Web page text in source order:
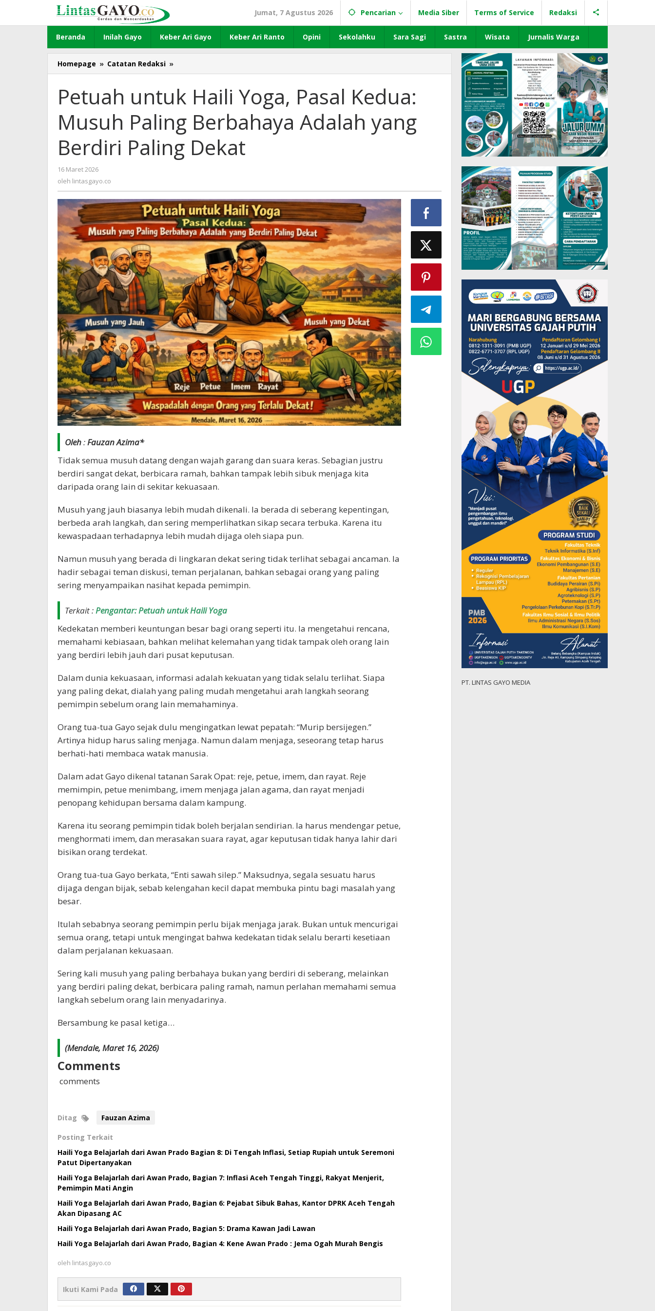
konten
Jumat, 7 Agustus 2026 Pencarian Media Siber Terms of Service Redaksi
Beranda Inilah Gayo Keber Ari Gayo Keber Ari Ranto Opini Sekolahku Sara Sagi Sastra Wisata Jurnalis Warga
Homepage » Catatan Redaksi »
untuk
Yoga,
Pasal
Kedua:
Musuh
Paling
Berbahaya
Adalah
Dekat
Petuah untuk Haili Yoga, Pasal Kedua:
Musuh Paling Berbahaya Adalah yang
Berdiri Paling Dekat
16 Maret 2026
lintasgayo.co
oleh lintasgayo.co
Oleh:Fauzan Azima*
Tidak semua musuh datang dengan wajah garang dan suara keras. Sebagian justru
berdiri sangat dekat, berbicara ramah, bahkan tampak lebih sibuk menjaga kita
daripada orang lain di sekitar kekuasaan.
Musuh yang jauh biasanya lebih mudah dikenali. Ia berada di seberang kepentingan,
berbeda arah langkah, dan sering memperlihatkan sikap secara terbuka. Karena itu
kewaspadaan terhadapnya lebih mudah dijaga oleh siapa pun.
Namun musuh yang berada di lingkaran dekat sering tidak terlihat sebagai ancaman. Ia
hadir sebagai teman diskusi, teman perjalanan, bahkan sebagai orang yang paling
sering menyampaikan nasihat kepada pemimpin.
Terkait :Pengantar: Petuah untuk Haili Yoga
Kedekatan memberi keuntungan besar bagi orang seperti itu. Ia mengetahui rencana,
memahami kebiasaan, bahkan melihat kelemahan yang tidak tampak oleh orang lain
yang berdiri lebih jauh dari pusat keputusan.
Dalam dunia kekuasaan, informasi adalah kekuatan yang tidak selalu terlihat. Siapa
yang paling dekat, dialah yang paling mudah mengetahui arah langkah seorang
pemimpin sebelum orang lain memahaminya.
Orang tua-tua Gayo sejak dulu mengingatkan lewat pepatah: “Murip bersijegen.”
Artinya hidup harus saling menjaga. Namun dalam menjaga, seseorang tetap harus
berhati-hati membaca watak manusia.
Dalam adat Gayo dikenal tatanan Sarak Opat: reje, petue, imem, dan rayat. Reje
memimpin, petue menimbang, imem menjaga jalan agama, dan rayat menjadi
penopang kehidupan bersama dalam kampung.
Karena itu seorang pemimpin tidak boleh berjalan sendirian. Ia harus mendengar petue,
menghormati imem, dan merasakan suara rayat, agar keputusan tidak hanya lahir dari
bisikan orang terdekat.
Orang tua-tua Gayo berkata, “Enti sawah silep.” Maksudnya, segala sesuatu harus
dijaga dengan bijak, sebab kelengahan kecil dapat membuka pintu bagi masalah yang
besar.
Itulah sebabnya seorang pemimpin perlu bijak menjaga jarak. Bukan untuk mencurigai
semua orang, tetapi untuk mengingat bahwa kedekatan tidak selalu berarti kesetiaan
dalam perjalanan kekuasaan.
Sering kali musuh yang paling berbahaya bukan yang berdiri di seberang, melainkan
yang berdiri paling dekat, berbicara paling ramah, namun perlahan memahami semua
langkah sebelum orang lain menyadarinya.
Bersambung ke pasal ketiga…
(Mendale, Maret 16, 2026)
Comments
comments
Ditag Fauzan Azima
Posting Terkait
Haili Yoga Belajarlah dari Awan Prado Bagian 8: Di Tengah Inflasi, Setiap Rupiah untuk Seremoni
Patut Dipertanyakan
Haili Yoga Belajarlah dari Awan Prado, Bagian 7: Inflasi Aceh Tengah Tinggi, Rakyat Menjerit,
Pemimpin Mati Angin
Haili Yoga Belajarlah dari Awan Prado, Bagian 6: Pejabat Sibuk Bahas, Kantor DPRK Aceh Tengah
Akan Dipasang AC
Haili Yoga Belajarlah dari Awan Prado, Bagian 5: Drama Kawan Jadi Lawan
Haili Yoga Belajarlah dari Awan Prado, Bagian 4: Kene Awan Prado : Jema Ogah Murah Bengis
oleh lintasgayo.co
Ikuti Kami Pada
PT. LINTAS GAYO MEDIA